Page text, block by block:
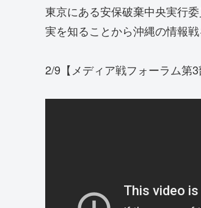
東京にある安保破棄中央実行
実を知ることから沖縄の情報戦
2/9【メディア戦フォーラム